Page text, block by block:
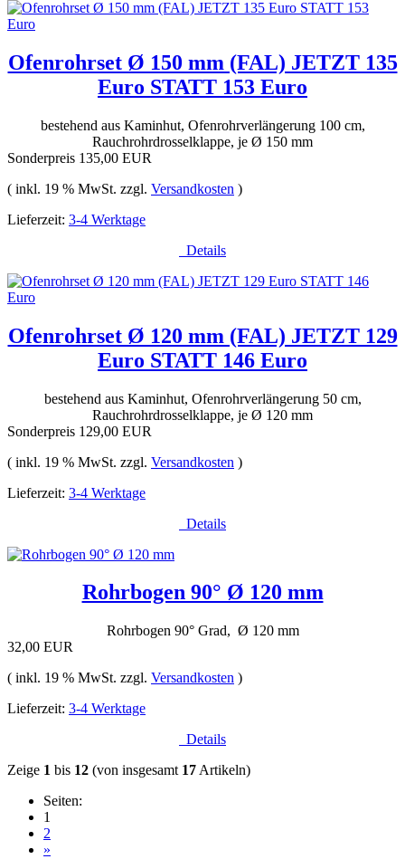
Ofenrohrset Ø 150 mm (FAL) JETZT 135
Euro STATT 153 Euro
bestehend aus Kaminhut, Ofenrohrverlängerung 100 cm,
Rauchrohrdrosselklappe, je Ø 150 mm
Sonderpreis 135,00 EUR
( inkl. 19 % MwSt. zzgl. Versandkosten )
Lieferzeit: 3-4 Werktage
Details
Ofenrohrset Ø 120 mm (FAL) JETZT 129
Euro STATT 146 Euro
bestehend aus Kaminhut, Ofenrohrverlängerung 50 cm,
Rauchrohrdrosselklappe, je Ø 120 mm
Sonderpreis 129,00 EUR
( inkl. 19 % MwSt. zzgl. Versandkosten )
Lieferzeit: 3-4 Werktage
Details
Rohrbogen 90° Ø 120 mm
Rohrbogen 90° Grad, Ø 120 mm
32,00 EUR
( inkl. 19 % MwSt. zzgl. Versandkosten )
Lieferzeit: 3-4 Werktage
Details
Zeige 1 bis 12 (von insgesamt 17 Artikeln)
Seiten:
1
2
»